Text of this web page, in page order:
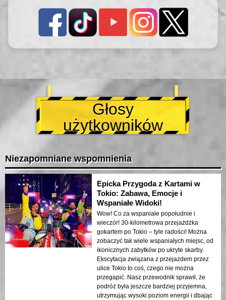
Głosy
użytkowników
Niezapomniane wspomnienia
Epicka Przygoda z Kartami w
Tokio: Zabawa, Emocje i
Wspaniałe Widoki!
Wow! Co za wspaniałe popołudnie i
wieczór! 30-kilometrowa przejażdżka
gokartem po Tokio – tyle radości! Można
zobaczyć tak wiele wspaniałych miejsc, od
ikonicznych zabytków po ukryte skarby.
Ekscytacja związana z przejazdem przez
ulice Tokio to coś, czego nie można
przegapić. Nasz przewodnik sprawił, że
podróż była jeszcze bardziej przyjemna,
utrzymując wysoki poziom energii i dbając